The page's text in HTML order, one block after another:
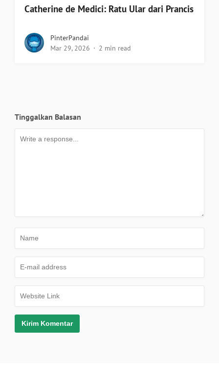
Catherine de Medici: Ratu Ular dari Prancis
PinterPandai
Mar 29, 2026
2 min read
Tinggalkan Balasan